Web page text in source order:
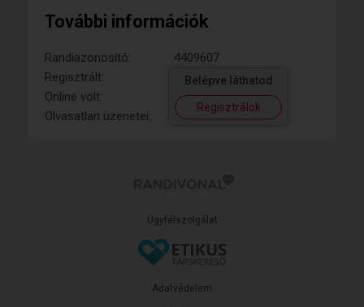
További információk
Randiazonosító:
4409607
Regisztrált:
Online volt:
Olvasatlan üzenetei:
Belépve láthatod
Regisztrálok
Ügyfélszolgálat
Adatvédelem